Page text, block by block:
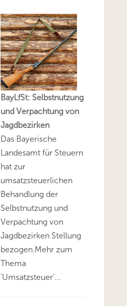
BayLfSt: Selbstnutzung
und Verpachtung von
Jagdbezirken
Das Bayerische
Landesamt für Steuern
hat zur
umsatzsteuerlichen
Behandlung der
Selbstnutzung und
Verpachtung von
Jagdbezirken Stellung
bezogen.Mehr zum
Thema
'Umsatzsteuer'...